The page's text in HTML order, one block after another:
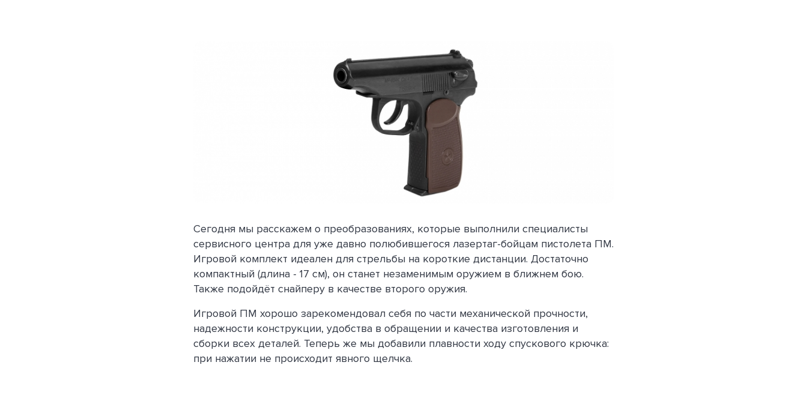
Сегодня мы расскажем о преобразованиях, которые выполнили специалисты
сервисного центра для уже давно полюбившегося лазертаг-бойцам пистолета ПМ.
Игровой комплект идеален для стрельбы на короткие дистанции. Достаточно
компактный (длина - 17 см), он станет незаменимым оружием в ближнем бою.
Также подойдёт снайперу в качестве второго оружия.
Игровой ПМ хорошо зарекомендовал себя по части механической прочности,
надежности конструкции, удобства в обращении и качества изготовления и
сборки всех деталей. Теперь же мы добавили плавности ходу спускового крючка:
при нажатии не происходит явного щелчка.